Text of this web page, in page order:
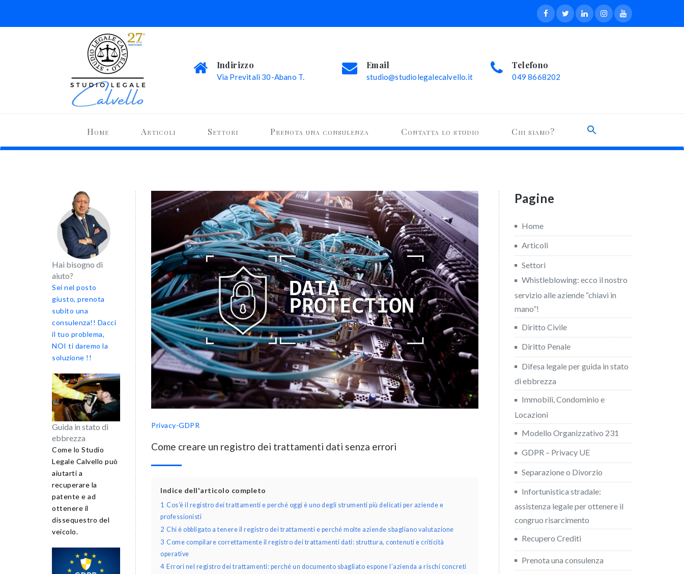
Indirizzo
Via Previtali 30-Abano T.
Email
studio@studiolegalecalvello.it
Telefono
049 8668202
Home Articoli Settori Prenota una consulenza Contatta lo studio Chi siamo?
Hai bisogno di
aiuto?
Sei nel posto
giusto, prenota
subito una
consulenza!! Dacci
il tuo problema,
NOI ti daremo la
soluzione !!
Guida in stato di
ebbrezza
Come lo Studio
Legale Calvello può
aiutarti a
recuperare la
patente e ad
ottenere il
dissequestro del
veicolo.
Privacy-GDPR
Come creare un registro dei trattamenti dati senza errori
Indice dell'articolo completo
1 Cos’è il registro dei trattamenti e perché oggi è uno degli strumenti più delicati per aziende e
professionisti
2 Chi è obbligato a tenere il registro dei trattamenti e perché molte aziende sbagliano valutazione
3 Come compilare correttamente il registro dei trattamenti dati: struttura, contenuti e criticità
operative
4 Errori nel registro dei trattamenti: perché un documento sbagliato espone l’azienda a rischi concreti
Pagine
Home
Articoli
Settori
Whistleblowing: ecco il nostro
servizio alle aziende “chiavi in
mano”!
Diritto Civile
Diritto Penale
Difesa legale per guida in stato
di ebbrezza
Immobili, Condominio e
Locazioni
Modello Organizzativo 231
GDPR – Privacy UE
Separazione o Divorzio
Infortunistica stradale:
assistenza legale per ottenere il
congruo risarcimento
Recupero Crediti
Prenota una consulenza